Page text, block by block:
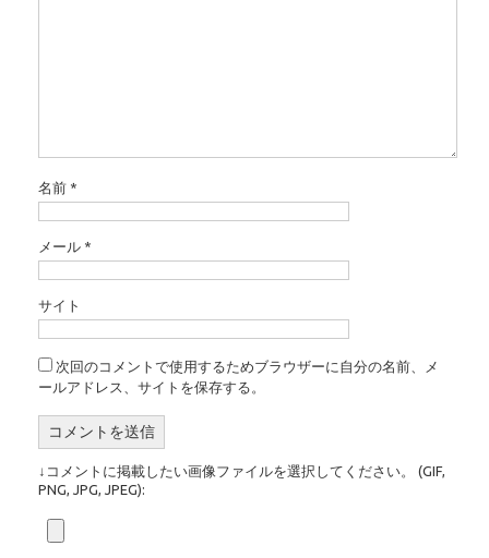
名前 *
メール *
サイト
次回のコメントで使用するためブラウザーに自分の名前、メ
ールアドレス、サイトを保存する。
↓コメントに掲載したい画像ファイルを選択してください。 (GIF,
PNG, JPG, JPEG):